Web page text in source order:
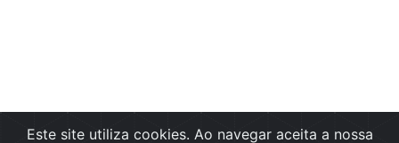
Este site utiliza cookies. Ao navegar aceita a nossa